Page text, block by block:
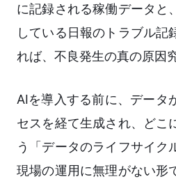
に記録される稼働データと
している日報のトラブル記
れば、不良発生の真の原因
AIを導入する前に、データ
セスを経て生成され、どこ
う「データのライフサイク
現場の運用に無理がない形